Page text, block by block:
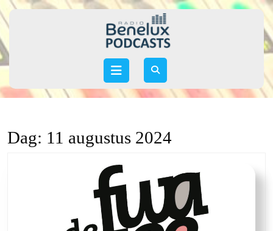
Skip
to
Open
Dag: 11 augustus 2024